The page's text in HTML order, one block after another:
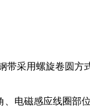
采用螺旋卷圆
电磁感应线圈部